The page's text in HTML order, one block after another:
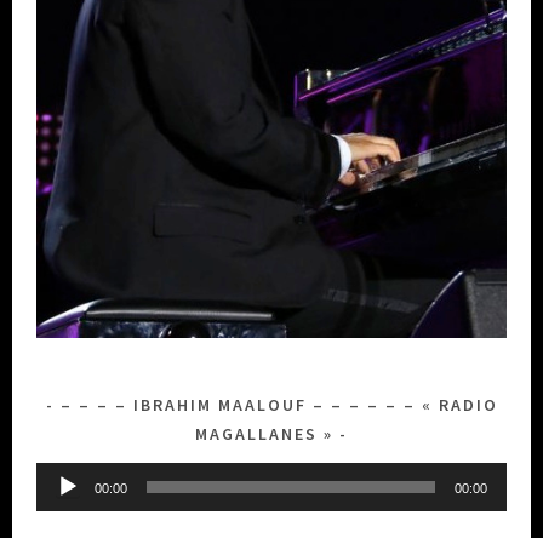
– – – – IBRAHIM MAALOUF – – – – – – « RADIO
MAGALLANES »
Lecteur
00:00 00:00